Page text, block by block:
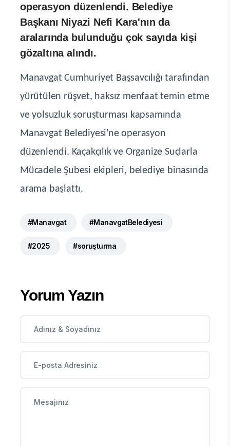
operasyon düzenlendi. Belediye
Başkanı Niyazi Nefi Kara'nın da
aralarında bulunduğu çok sayıda kişi
gözaltına alındı.
Manavgat Cumhuriyet Başsavcılığı tarafından
yürütülen rüşvet, haksız menfaat temin etme
ve yolsuzluk soruşturması kapsamında
Manavgat Belediyesi'ne operasyon
düzenlendi. Kaçakçılık ve Organize Suçlarla
Mücadele Şubesi ekipleri, belediye binasında
arama başlattı.
#Manavgat #ManavgatBelediyesi
#2025 #soruşturma
Yorum Yazın